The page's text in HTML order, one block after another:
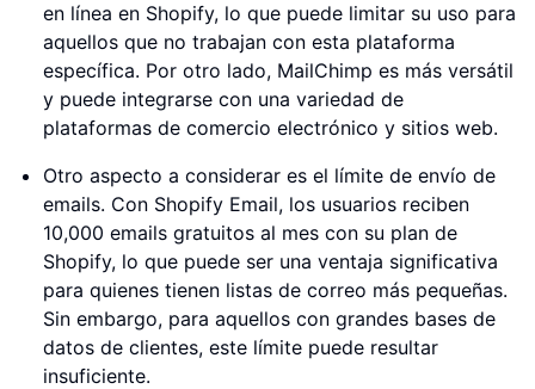
en línea en Shopify, lo que puede limitar su uso para
aquellos que no trabajan con esta plataforma
específica. Por otro lado, MailChimp es más versátil
y puede integrarse con una variedad de
plataformas de comercio electrónico y sitios web.
Otro aspecto a considerar es el límite de envío de
emails. Con Shopify Email, los usuarios reciben
10,000 emails gratuitos al mes con su plan de
Shopify, lo que puede ser una ventaja significativa
para quienes tienen listas de correo más pequeñas.
Sin embargo, para aquellos con grandes bases de
datos de clientes, este límite puede resultar
insuficiente.